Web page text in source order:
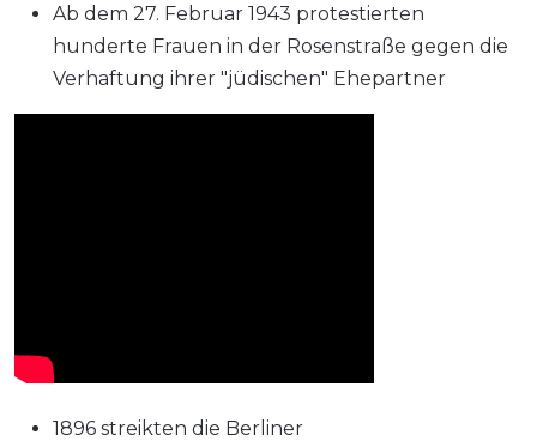
Ab dem 27. Februar 1943 protestierten
hunderte Frauen in der Rosenstraße gegen die
Verhaftung ihrer "jüdischen" Ehepartner
1896 streikten die Berliner